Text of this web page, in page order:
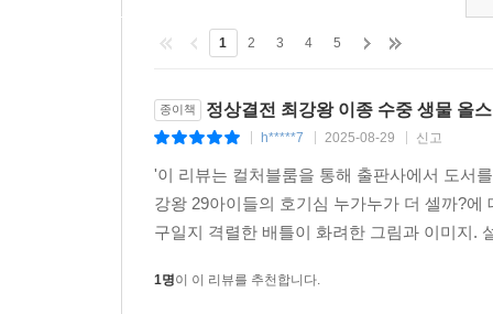
1 2 3 4 5
종이책 정상결전 최강왕 이종 수중 생물 올
h*****7 2025-08-29 신고
'이 리뷰는 컬처블룸을 통해 출판사에서 도서
강왕 29아이들의 호기심 누가누가 더 셀까?
구일지 격렬한 배틀이 화려한 그림과 이미지.
1명이 이 리뷰를 추천합니다.